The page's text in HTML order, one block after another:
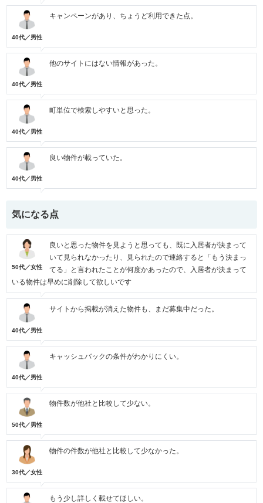
40代／男性
キャンペーンがあり、ちょうど利用できた点。
40代／男性
他のサイトにはない情報があった。
40代／男性
町単位で検索しやすいと思った。
40代／男性
良い物件が載っていた。
気になる点
50代／女性
良いと思った物件を見ようと思っても、既に入居者が決まって
いて見られなかったり、見られたので連絡すると「もう決まっ
てる」と言われたことが何度かあったので、入居者が決まって
いる物件は早めに削除して欲しいです
40代／男性
サイトから掲載が消えた物件も、まだ募集中だった。
40代／男性
キャッシュバックの条件がわかりにくい。
50代／男性
物件数が他社と比較して少ない。
30代／女性
物件の件数が他社と比較して少なかった。
もう少し詳しく載せてほしい。